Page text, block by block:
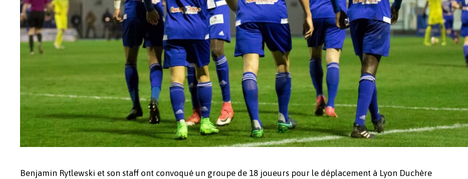
Benjamin Rytlewski et son staff ont convoqué un groupe de 18 joueurs pour le déplacement à Lyon Duchère